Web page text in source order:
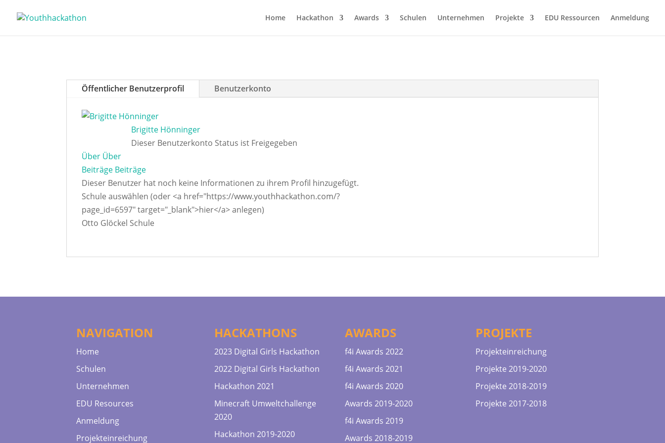
Home Hackathon Awards Schulen Unternehmen Projekte EDU Ressourcen Anmeldung
Öffentlicher Benutzerprofil Benutzerkonto
Brigitte Hönninger
Dieser Benutzerkonto Status ist Freigegeben
Über Über
Beiträge Beiträge
Dieser Benutzer hat noch keine Informationen zu ihrem Profil hinzugefügt.
Schule auswählen (oder <a href="https://www.youthhackathon.com/?
page_id=6597" target="_blank">hier</a> anlegen)
Otto Glöckel Schule
NAVIGATION
Home
Schulen
Unternehmen
EDU Resources
Anmeldung
Projekteinreichung
HACKATHONS
2023 Digital Girls Hackathon
2022 Digital Girls Hackathon
Hackathon 2021
Minecraft Umweltchallenge
2020
Hackathon 2019-2020
AWARDS
f4i Awards 2022
f4i Awards 2021
f4i Awards 2020
Awards 2019-2020
f4i Awards 2019
Awards 2018-2019
PROJEKTE
Projekteinreichung
Projekte 2019-2020
Projekte 2018-2019
Projekte 2017-2018